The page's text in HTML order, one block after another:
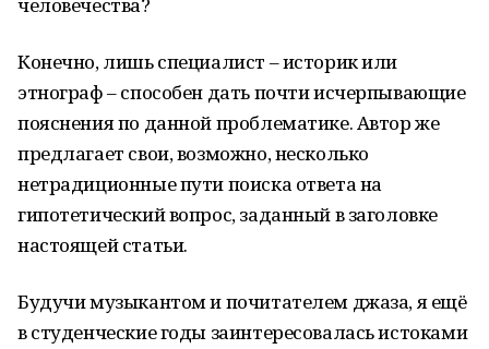
Конечно, лишь специалист – историк или
этнограф – способен дать почти исчерпывающие
пояснения по данной проблематике. Автор же
предлагает свои, возможно, несколько
нетрадиционные пути поиска ответа на
гипотетический вопрос, заданный в заголовке
настоящей статьи.
Будучи музыкантом и почитателем джаза, я ещё
в студенческие годы заинтересовалась истоками